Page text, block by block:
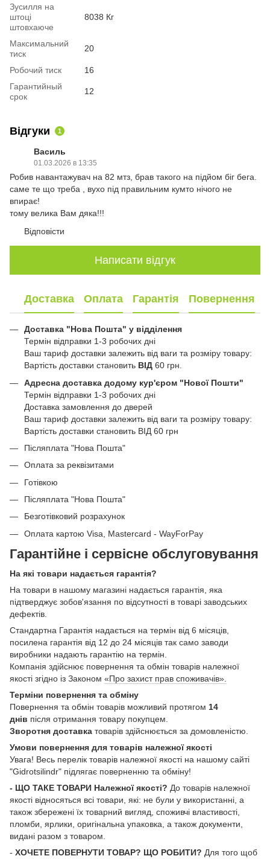
Зусилля на
штоці
штовхаюче
8038 Кг
Максимальний
тиск
20
Робочий тиск
16
Гарантийный
срок
12
Відгуки 1
Василь
01.03.2026 в 13:35
Робив навантажувач на 82 мтз, брав такого на підйом біг бега.
саме те що треба , вухо під правильним кумто нічого не
впирає!
тому велика Вам дяка!!!
Відповісти
Написати відгук
Доставка Оплата Гарантія Повернення
Доставка "Нова Пошта" у відділення
Термін відправки 1-3 робочих дні
Ваш тариф доставки залежить від ваги та розміру товару:
Вартість доставки становить ВІД 60 грн.
Адресна доставка додому кур'єром "Нової Пошти"
Термін відправки 1-3 робочих дні
Доставка замовлення до дверей
Ваш тариф доставки залежить від ваги та розміру товару:
Вартість доставки становить ВІД 60 грн
Післяплата "Нова Пошта"
Оплата за реквізитами
Готівкою
Післяплата "Нова Пошта"
Безготівковий розрахунок
Оплата картою Visa, Mastercard - WayForPay
Гарантійне і сервісне обслуговування
На які товари надається гарантія?
На товари в нашому магазині надається гарантія, яка
підтверджує зобов'язання по відсутності в товарі заводських
дефектів.
Стандартна Гарантія надається на термін від 6 місяців,
посилена гарантія від 12 до 24 місяців так само заводи
виробники надають гарантію на термін.
Компанія здійснює повернення та обмін товарів належної
якості згідно із Законом «Про захист прав споживачів».
Терміни повернення та обміну
Повернення та обмін товарів можливий протягом 14
днів після отримання товару покупцем.
Зворотня доставка товарів здійснюється за домовленістю.
Умови повернення для товарів належної якості
Увага! Весь перелік товарів належної якості на нашому сайті
"Gidrotsilindr" підлягає поверненню та обміну!
- ЩО ТАКЕ ТОВАРИ Належної якості? До товарів належної
якості відносяться всі товари, які: не були у використанні, а
також збережені їх товарний вигляд, споживчі властивості,
пломби, ярлики, оригінальна упаковка, а також документи,
видані разом з товаром.
- ХОЧЕТЕ ПОВЕРНУТИ ТОВАР? ЩО РОБИТИ? Для того щоб